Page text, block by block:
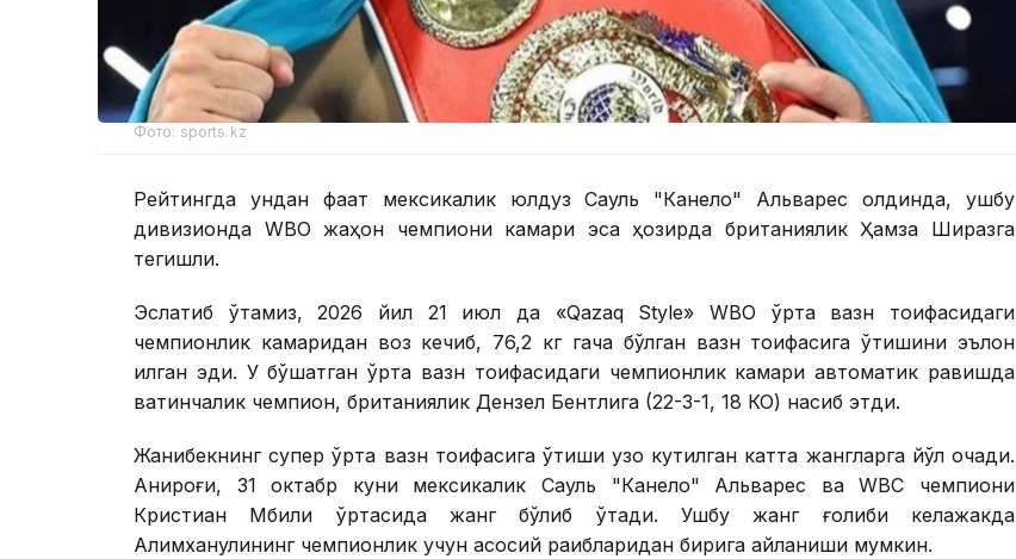
Фото: sports.kz
Рейтингда ундан фақат мексикалик юлдуз Сауль "Канело" Альварес олдинда, ушбу
дивизионда WBО жаҳон чемпиони камари эса ҳозирда британиялик Ҳамза Ширазга
тегишли.
Эслатиб ўтамиз, 2026 йил 21 июл да «Qazaq Style» WВО ўрта вазн тоифасидаги
чемпионлик камаридан воз кечиб, 76,2 кг гача бўлган вазн тоифасига ўтишини эълон
қилган эди. У бўшатган ўрта вазн тоифасидаги чемпионлик камари автоматик равишда
вақтинчалик чемпион, британиялик Дензел Бентлига (22-3-1, 18 КО) насиб этди.
Жанибекнинг супер ўрта вазн тоифасига ўтиши узоқ кутилган катта жангларга йўл очади.
Аниқроғи, 31 октабр куни мексикалик Сауль "Канело" Альварес ва WВC чемпиони
Кристиан Мбили ўртасида жанг бўлиб ўтади. Ушбу жанг ғолиби келажакда
Алимханулининг чемпионлик учун асосий рақибларидан бирига айланиши мумкин.